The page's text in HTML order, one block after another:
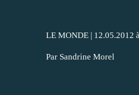
LE MONDE | 12.05.2012
Par Sandrine Morel